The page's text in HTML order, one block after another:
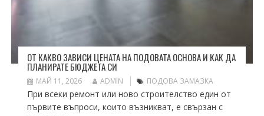
ОТ КАКВО ЗАВИСИ ЦЕНАТА НА ПОДОВАТА ОСНОВА И КАК ДА
ПЛАНИРАТЕ БЮДЖЕТА СИ
МАЙ 11, 2026 ADMIN ПОДОВА ЗАМАЗКА
При всеки ремонт или ново строителство един от
първите въпроси, които възникват, е свързан с